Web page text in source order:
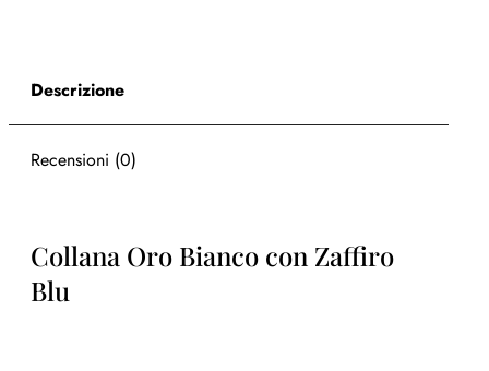
Descrizione
Recensioni (0)
Collana Oro Bianco con Zaffiro
Blu